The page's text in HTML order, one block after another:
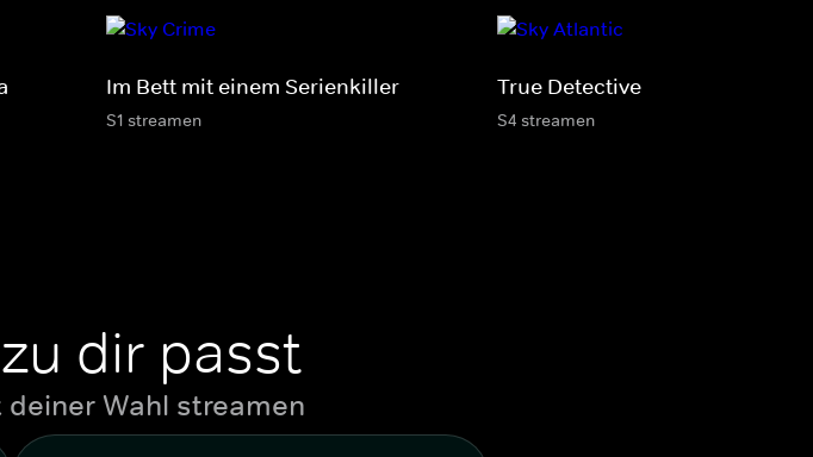
Im Bett mit einem Serienkiller
S1 streamen
True Detective
S4 streamen
dir passt
Wahl streamen